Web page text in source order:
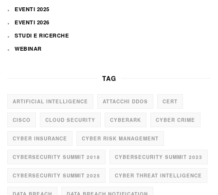
EVENTI 2025
EVENTI 2026
STUDI E RICERCHE
WEBINAR
TAG
ARTIFICIAL INTELLIGENCE ATTACCHI DDOS CERT
CISCO CLOUD SECURITY CYBERARK CYBER CRIME
CYBER INSURANCE CYBER RISK MANAGEMENT
CYBERSECURITY SUMMIT 2018 CYBERSECURITY SUMMIT 2023
CYBERSECURITY SUMMIT 2025 CYBER THREAT INTELLIGENCE